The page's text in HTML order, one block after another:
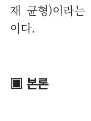
재 균형)이라
이다.
▣ 본론